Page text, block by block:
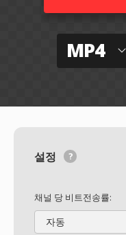
MP4
설정
채널 당 비트전송률:
자동